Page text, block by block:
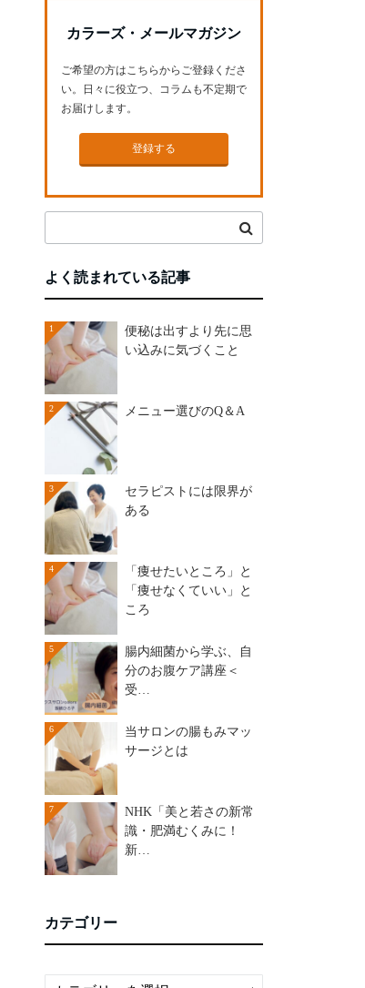
カラーズ・メールマガジン
ご希望の方はこちらからご登録くださ
い。日々に役立つ、コラムも不定期で
お届けします。
登録する
よく読まれている記事
1
便秘は出すより先に思
い込みに気づくこと
2 メニュー選びのQ＆A
3
セラピストには限界が
ある
4
「痩せたいところ」と
「痩せなくていい」と
ころ
5
腸内細菌から学ぶ、自
分のお腹ケア講座＜
受…
6
当サロンの腸もみマッ
サージとは
7
NHK「美と若さの新常
識・肥満むくみに！
新…
カテゴリー